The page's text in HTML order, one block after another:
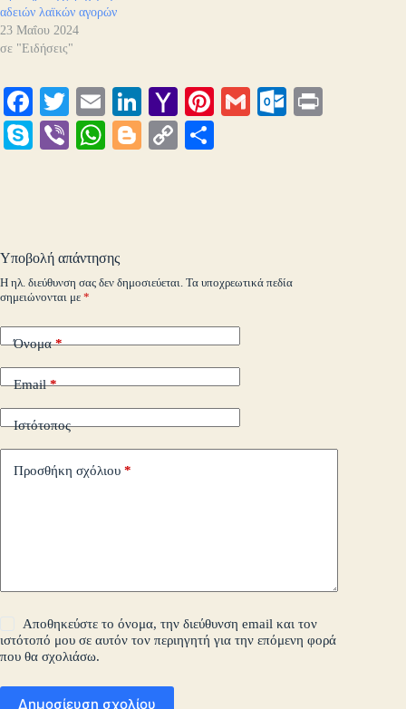
αδειών λαϊκών αγορών
23 Μαΐου 2024
σε "Ειδήσεις"
Fa
ce
bo
T
wi
tte
E
m
ail
Li
nk
ed
Y
ah
oo
Pi G
O
m
S
Vi W
pp
Bl C
εί
Υποβολή απάντησης
Η ηλ. διεύθυνση σας δεν δημοσιεύεται. Τα υποχρεωτικά πεδία
σημειώνονται με *
Όνομα*
Email*
Ιστότοπος
Προσθήκη σχόλιου *
Αποθηκεύστε το όνομα, την διεύθυνση email και τον
ιστότοπό μου σε αυτόν τον περιηγητή για την επόμενη φορά
που θα σχολιάσω.
Δημοσίευση σχολίου